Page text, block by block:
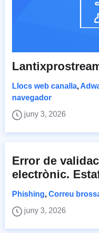
Llocs web canalla,
navegador
juny 3, 2026
Error de
electrònic.
Phishing, Correu
juny 3, 2026